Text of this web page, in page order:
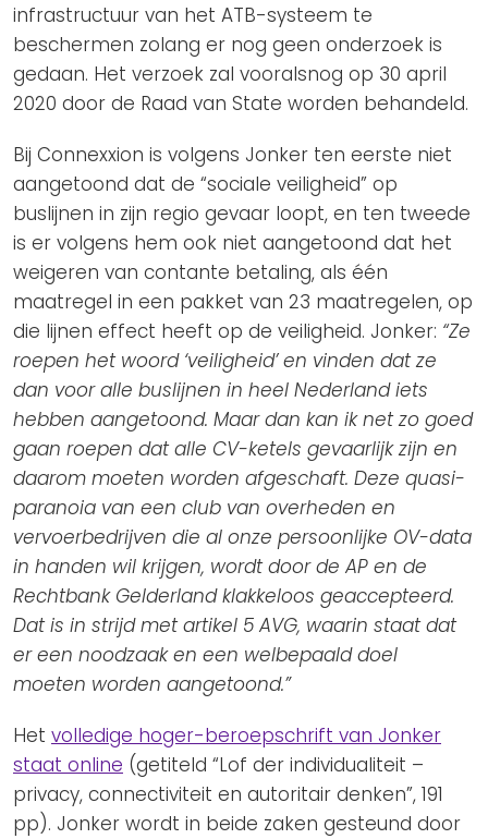
infrastructuur van het ATB-systeem te
beschermen zolang er nog geen onderzoek is
gedaan. Het verzoek zal vooralsnog op 30 april
2020 door de Raad van State worden behandeld.
Bij Connexxion is volgens Jonker ten eerste niet
aangetoond dat de “sociale veiligheid” op
buslijnen in zijn regio gevaar loopt, en ten tweede
is er volgens hem ook niet aangetoond dat het
weigeren van contante betaling, als één
maatregel in een pakket van 23 maatregelen, op
die lijnen effect heeft op de veiligheid. Jonker: “Ze
roepen het woord ‘veiligheid’ en vinden dat ze
dan voor alle buslijnen in heel Nederland iets
hebben aangetoond. Maar dan kan ik net zo goed
gaan roepen dat alle CV-ketels gevaarlijk zijn en
daarom moeten worden afgeschaft. Deze quasi-
paranoia van een club van overheden en
vervoerbedrijven die al onze persoonlijke OV-data
in handen wil krijgen, wordt door de AP en de
Rechtbank Gelderland klakkeloos geaccepteerd.
Dat is in strijd met artikel 5 AVG, waarin staat dat
er een noodzaak en een welbepaald doel
moeten worden aangetoond.”
Het volledige hoger-beroepschrift van Jonker
staat online (getiteld “Lof der individualiteit –
privacy, connectiviteit en autoritair denken”, 191
pp). Jonker wordt in beide zaken gesteund door